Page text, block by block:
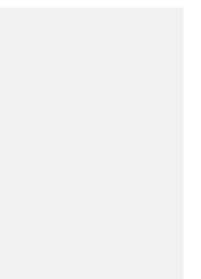
çeşitli kişisel